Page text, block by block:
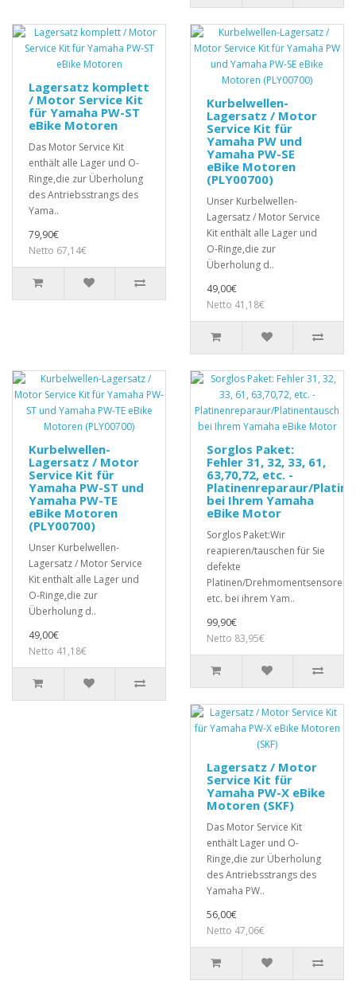
Lagersatz komplett
/ Motor Service Kit
für Yamaha PW-ST
eBike Motoren
Das Motor Service Kit
enthält alle Lager und O-
Ringe,die zur Überholung
des Antriebsstrangs des
Yama..
79,90€
Netto 67,14€
Kurbelwellen-
Lagersatz / Motor
Service Kit für
Yamaha PW und
Yamaha PW-SE
eBike Motoren
(PLY00700)
Unser Kurbelwellen-
Lagersatz / Motor Service
Kit enthält alle Lager und
O-Ringe,die zur
Überholung d..
49,00€
Netto 41,18€
Kurbelwellen-
Lagersatz / Motor
Service Kit für
Yamaha PW-ST und
Yamaha PW-TE
eBike Motoren
(PLY00700)
Unser Kurbelwellen-
Lagersatz / Motor Service
Kit enthält alle Lager und
O-Ringe,die zur
Überholung d..
49,00€
Netto 41,18€
Sorglos Paket:
Fehler 31, 32, 33, 61,
63,70,72, etc. -
Platinenreparaur/
bei Ihrem Yamaha
eBike Motor
Sorglos Paket:Wir
reapieren/tauschen für Sie
defekte
Platinen/Drehmomentsensoren,
etc. bei ihrem Yam..
99,90€
Netto 83,95€
Lagersatz / Motor
Service Kit für
Yamaha PW-X eBike
Motoren (SKF)
Das Motor Service Kit
enthält Lager und O-
Ringe,die zur Überholung
des Antriebsstrangs des
Yamaha PW..
56,00€
Netto 47,06€